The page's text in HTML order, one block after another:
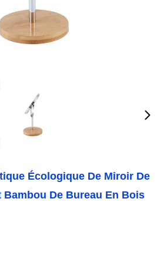
Écologique De Miroir De
Bambou De Bureau En Bois